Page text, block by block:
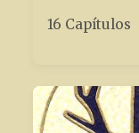
16 Capítulos